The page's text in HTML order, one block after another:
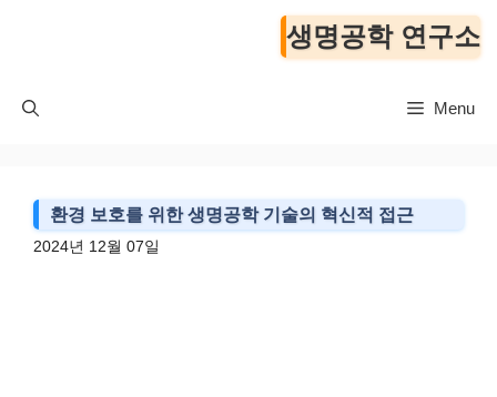
생명공학 연구소
Menu
환경 보호를 위한 생명공학 기술의 혁신적 접근
2024년 12월 07일